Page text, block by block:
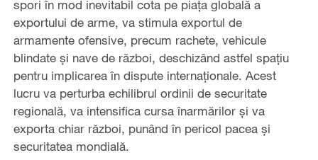
spori în mod inevitabil cota pe piața globală a
exportului de arme, va stimula exportul de
armamente ofensive, precum rachete, vehicule
blindate și nave de război, deschizând astfel spațiu
pentru implicarea în dispute internaționale. Acest
lucru va perturba echilibrul ordinii de securitate
regională, va intensifica cursa înarmărilor și va
exporta chiar război, punând în pericol pacea și
securitatea mondială.